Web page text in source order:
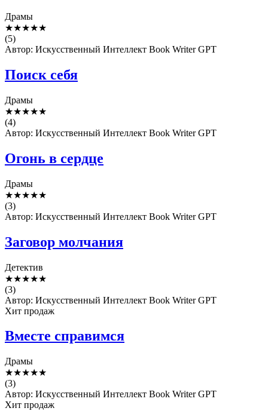
Драмы
★★★★★
(5)
Автор: Искусственный Интеллект Book Writer GPT
Поиск себя
Драмы
★★★★★
(4)
Автор: Искусственный Интеллект Book Writer GPT
Огонь в сердце
Драмы
★★★★★
(3)
Автор: Искусственный Интеллект Book Writer GPT
Заговор молчания
Детектив
★★★★★
(3)
Автор: Искусственный Интеллект Book Writer GPT
Хит продаж
Вместе справимся
Драмы
★★★★★
(3)
Автор: Искусственный Интеллект Book Writer GPT
Хит продаж